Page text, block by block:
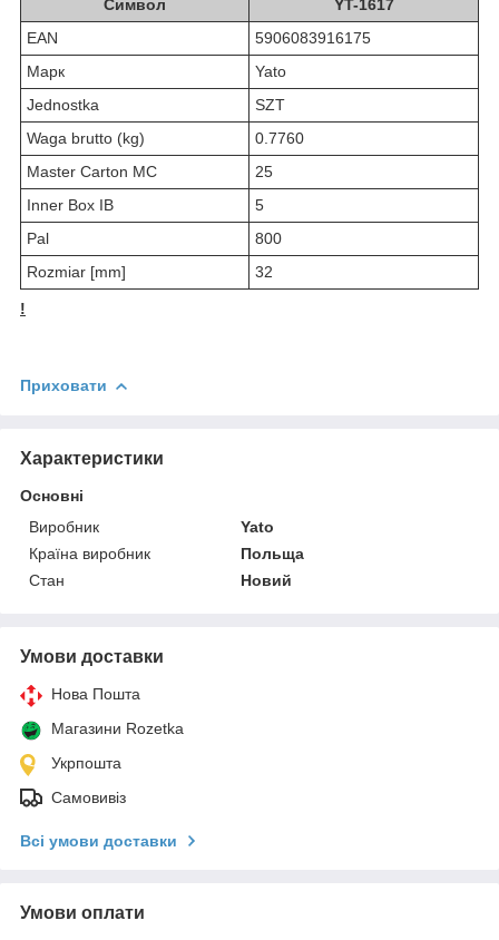
Символ
YT-1617
EAN
5906083916175
Марк
Yato
Jednostka
SZT
Waga brutto (kg)
0.7760
Master Carton MC
25
Inner Box IB
5
Pal
800
Rozmiar [mm]
32
!
Приховати
Характеристики
Основні
Виробник
Yato
Країна виробник
Польща
Стан
Новий
Умови доставки
Нова Пошта
Магазини Rozetka
Укрпошта
Самовивіз
Всі умови доставки
Умови оплати